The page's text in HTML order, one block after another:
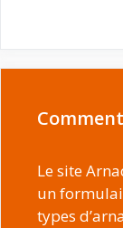
Le site
un
types